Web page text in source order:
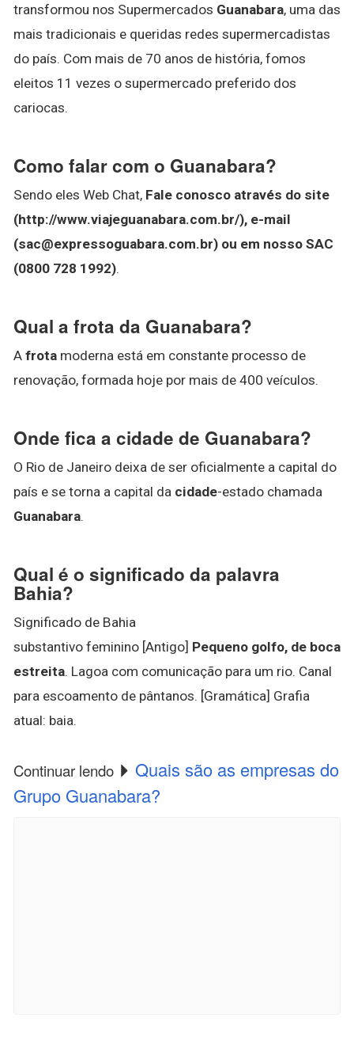
transformou nos Supermercados Guanabara, uma das
mais tradicionais e queridas redes supermercadistas
do país. Com mais de 70 anos de história, fomos
eleitos 11 vezes o supermercado preferido dos
cariocas.
Como falar com o Guanabara?
Sendo eles Web Chat, Fale conosco através do site
(http://www.viajeguanabara.com.br/), e-mail
(sac@expressoguabara.com.br) ou em nosso SAC
(0800 728 1992).
Qual a frota da Guanabara?
A frota moderna está em constante processo de
renovação, formada hoje por mais de 400 veículos.
Onde fica a cidade de Guanabara?
O Rio de Janeiro deixa de ser oficialmente a capital do
país e se torna a capital da cidade-estado chamada
Guanabara.
Qual é o significado da palavra
Bahia?
Significado de Bahia
substantivo feminino [Antigo] Pequeno golfo, de boca
estreita. Lagoa com comunicação para um rio. Canal
para escoamento de pântanos. [Gramática] Grafia
atual: baia.
Continuar lendo
Quais são as empresas do
Grupo Guanabara?